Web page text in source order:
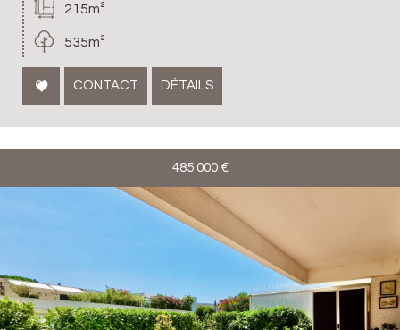
215m²
535m²
CONTACT DÉTAILS
485 000 €